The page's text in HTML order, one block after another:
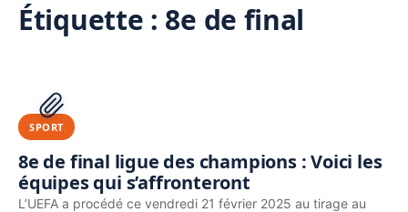
Étiquette : 8e de final
PUBLICITÉ
SPORT
8e de final ligue des champions : Voici les
équipes qui s’affronteront
L’UEFA a procédé ce vendredi 21 février 2025 au tirage au